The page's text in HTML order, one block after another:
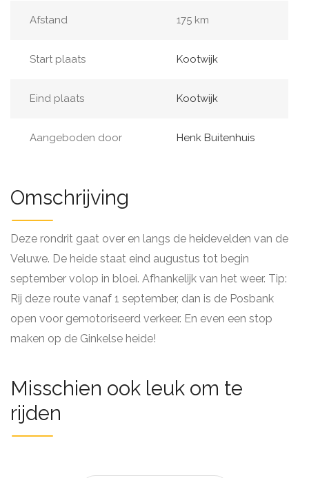
Afstand 175 km
Start plaats Kootwijk
Eind plaats Kootwijk
Aangeboden door Henk Buitenhuis
Omschrijving
Deze rondrit gaat over en langs de heidevelden van de
Veluwe. De heide staat eind augustus tot begin
september volop in bloei. Afhankelijk van het weer. Tip:
Rij deze route vanaf 1 september, dan is de Posbank
open voor gemotoriseerd verkeer. En even een stop
maken op de Ginkelse heide!
Misschien ook leuk om te
rijden